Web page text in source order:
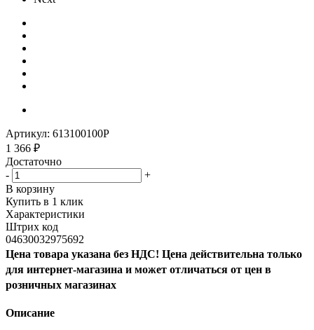
Артикул: 613100100P
1 366 ₽
Достаточно
-
+
В корзину
Купить в 1 клик
Характеристики
Штрих код
04630032975692
Цена товара указана без НДС! Цена действительна только
для интернет-магазина и может отличаться от цен в
розничных магазинах
Описание